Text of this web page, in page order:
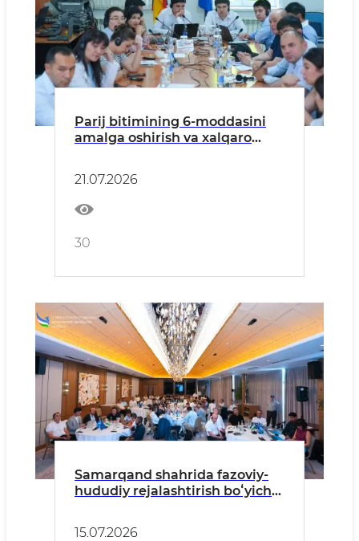
Parij bitimining 6-moddasini
amalga oshirish va xalqaro
jadallashtirish bo‘yicha
seminar-trening bo‘lib o‘tdi
21.07.2026
30
Samarqand shahrida fazoviy-
hududiy rejalashtirish boʻyicha
15.07.2026